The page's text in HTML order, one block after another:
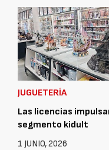
JUGUETERÍA
Las licencias
segmento kidult
1 JUNIO, 2026